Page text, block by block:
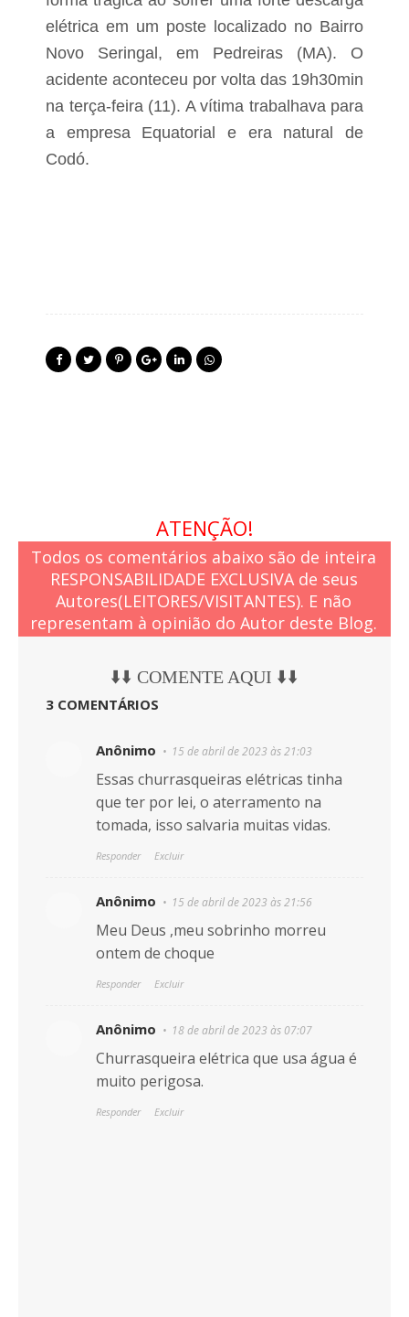
elétrica em um poste localizado no Bairro
Novo Seringal, em Pedreiras (MA). O
acidente aconteceu por volta das 19h30min
na terça-feira (11). A vítima trabalhava para
a empresa Equatorial e era natural de
Codó.
ATENÇÃO!
Todos os comentários abaixo são de inteira
RESPONSABILIDADE EXCLUSIVA de seus
Autores(LEITORES/VISITANTES). E não
representam à opinião do Autor deste Blog.
⬇️⬇️ COMENTE AQUI ⬇️⬇️
3 COMENTÁRIOS
Anônimo 15 de abril de 2023 às 21:03
Essas churrasqueiras elétricas tinha
que ter por lei, o aterramento na
tomada, isso salvaria muitas vidas.
Responder Excluir
Anônimo 15 de abril de 2023 às 21:56
Meu Deus ,meu sobrinho morreu
ontem de choque
Responder Excluir
Anônimo 18 de abril de 2023 às 07:07
Churrasqueira elétrica que usa água é
muito perigosa.
Responder Excluir